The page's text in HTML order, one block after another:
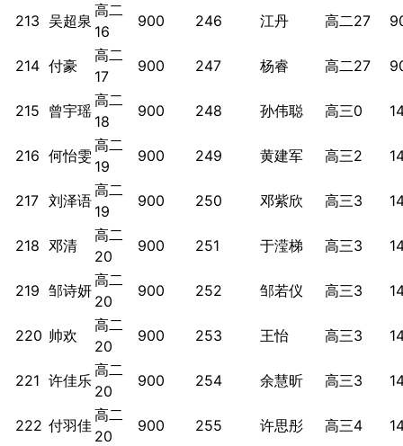
213 吴超泉
高二
16
900 246 江丹 高二27
214 付豪
高二
17
900 247 杨睿 高二27
215 曾宇瑶
高二
18
900 248 孙伟聪 高三0
216 何怡雯
高二
19
900 249 黄建军 高三2
217 刘泽语
高二
19
900 250 邓紫欣 高三3
218 邓清
高二
20
900 251 于滢梯 高三3
219 邹诗妍
高二
20
900 252 邹若仪 高三3
220 帅欢
高二
20
900 253 王怡 高三3
221 许佳乐
高二
20
900 254 余慧昕 高三3
222 付羽佳
高二
20
900 255 许思彤 高三4